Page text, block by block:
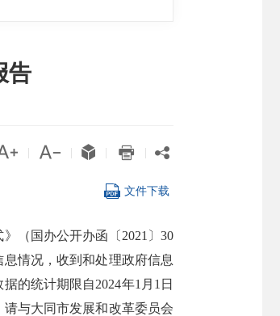
告
   
 文件下载
（国办公开办函〔2021〕30
情况，收到和处理政府信息
的统计期限自2024年1月1日
与大同市发展和改革委员会